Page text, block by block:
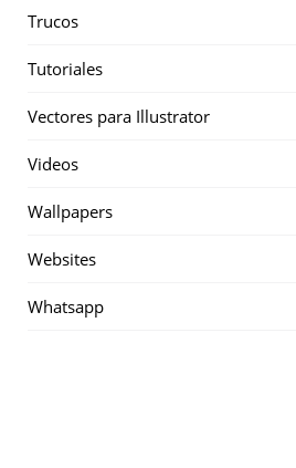
Trucos
Tutoriales
Vectores para Illustrator
Videos
Wallpapers
Websites
Whatsapp